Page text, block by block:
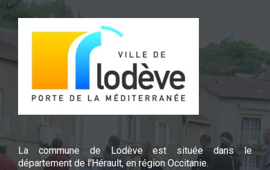
La commune de Lodève est située dans le
département de l'Hérault, en région Occitanie.